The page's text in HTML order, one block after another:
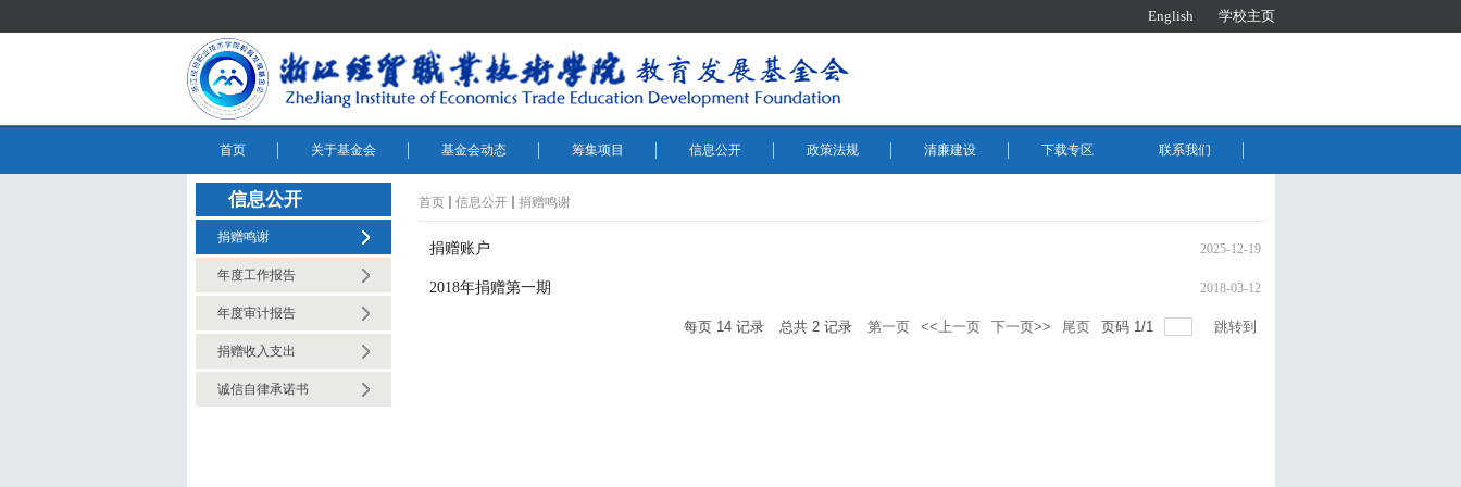
English 学校主页
首页 关于基金会 基金会动态 筹集项目 信息公开 政策法规 清廉建设 下载专区 联系我们
信息公开
捐赠鸣谢
年度工作报告
年度审计报告
捐赠收入支出
诚信自律承诺书
首页 信息公开 捐赠鸣谢
捐赠账户 2025-12-19
2018年捐赠第一期 2018-03-12
每页 14记录 总共 2记录 第一页 <<上一页 下一页>> 尾页 页码 1/1 跳转到